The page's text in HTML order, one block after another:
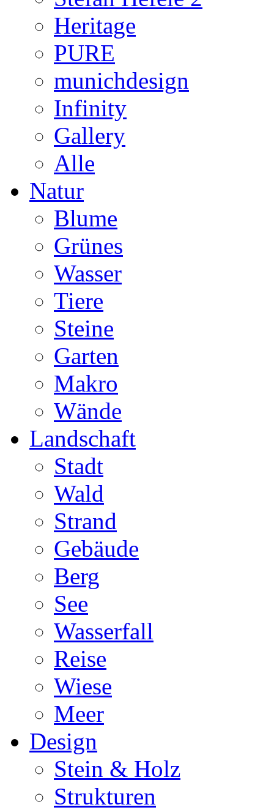
Heritage
PURE
munichdesign
Infinity
Gallery
Alle
Natur
Blume
Grünes
Wasser
Tiere
Steine
Garten
Makro
Wände
Landschaft
Stadt
Wald
Strand
Gebäude
Berg
See
Wasserfall
Reise
Wiese
Meer
Design
Stein & Holz
Strukturen